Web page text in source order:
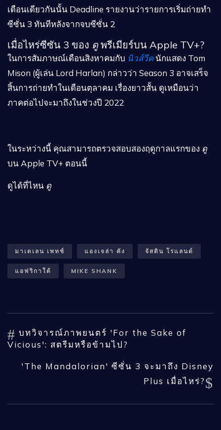
เดือนเดียวกันนั้น Deadline รายงานว่ารายการเริ่มถ่ายทำ
ซีซั่น 3 ทันทีหลังจากจบซีซั่น 2
เมื่อไหร่ซีซัน 3 ของ ดูพรีเมียร์บน Apple TV+?
ในการสัมภาษณ์เดือนสิงหาคมกับ นิวส์วีค นักแสดง Tom
Mison (ผู้เล่น Lord Harlan) กล่าวว่า Season 3 อาจเสร็จ
สิ้นการถ่ายทำในเดือนตุลาคม เรื่องยาวสั้น ดูเหมือนว่า
ภาคต่อไปจะมาถึงในช่วงปี 2022
ในระหว่างนี้ คุณสามารถตรวจสอบสองฤดูกาลแรกของ ดู
บน Apple TV+ ตอนนี้
ดูได้ที่ไหน ดู
มาเดเลน เพทช์ แองเจล่า คัง จัสติน โรแลนด์
แอฟริกาใต้ MIKE SHANK
บทวิจารณ์ภาพยนตร์ 'For the Sake of
Vicious': สตรีมหรือข้ามไป?
'The Mandalorian' ซีซั่น 3 จะมาถึง Disney
Plus เมื่อไหร่?